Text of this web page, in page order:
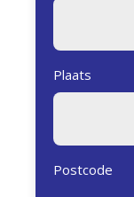
Plaats
Postcode